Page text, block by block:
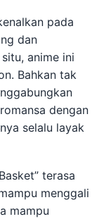
pada
dan
anime ini
Bahkan tak
dengan
selalu layak
terasa
menggali
mampu